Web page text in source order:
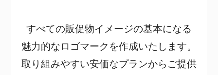
すべての販促物イメージの基本になる
魅力的なロゴマークを作成いたします。
取り組みやすい安価なプランからご提供